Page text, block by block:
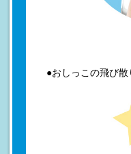
●おしっこの飛び